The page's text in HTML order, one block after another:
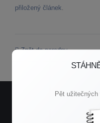
přiložený článek.
Zpět do poradny
Pět užitečných